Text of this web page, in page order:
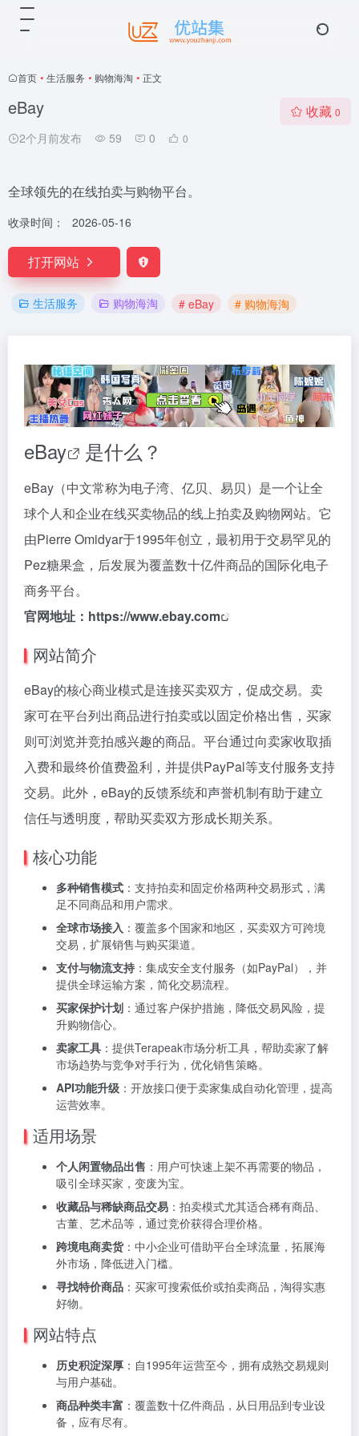
首页 • 生活服务 • 购物海淘 • 正文
eBay
2个月前发布 59 0 0
收藏 0
全球领先的在线拍卖与购物平台。
收录时间： 2026-05-16
打开网站
生活服务 购物海淘 # eBay # 购物海淘
eBay 是什么？
eBay（中文常称为电子湾、亿贝、易贝）是一个让全
球个人和企业在线买卖物品的线上拍卖及购物网站。它
由Pierre Omidyar于1995年创立，最初用于交易罕见的
Pez糖果盒，后发展为覆盖数十亿件商品的国际化电子
商务平台。
官网地址： https://www.ebay.com
网站简介
eBay的核心商业模式是连接买卖双方，促成交易。卖
家可在平台列出商品进行拍卖或以固定价格出售，买家
则可浏览并竞拍感兴趣的商品。平台通过向卖家收取插
入费和最终价值费盈利，并提供PayPal等支付服务支持
交易。此外，eBay的反馈系统和声誉机制有助于建立
信任与透明度，帮助买卖双方形成长期关系。
核心功能
多种销售模式 ：支持拍卖和固定价格两种交易形式，满
足不同商品和用户需求。
全球市场接入 ：覆盖多个国家和地区，买卖双方可跨境
交易，扩展销售与购买渠道。
支付与物流支持 ：集成安全支付服务（如PayPal），并
提供全球运输方案，简化交易流程。
买家保护计划 ：通过客户保护措施，降低交易风险，提
升购物信心。
卖家工具 ：提供Terapeak市场分析工具，帮助卖家了解
市场趋势与竞争对手行为，优化销售策略。
API功能升级 ：开放接口便于卖家集成自动化管理，提高
运营效率。
适用场景
个人闲置物品出售 ：用户可快速上架不再需要的物品，
吸引全球买家，变废为宝。
收藏品与稀缺商品交易 ：拍卖模式尤其适合稀有商品、
古董、艺术品等，通过竞价获得合理价格。
跨境电商卖货：中小企业可借助平台全球流量，拓展海
外市场，降低进入门槛。
寻找特价商品 ：买家可搜索低价或拍卖商品，淘得实惠
好物。
网站特点
历史积淀深厚 ：自1995年运营至今，拥有成熟交易规则
与用户基础。
商品种类丰富 ：覆盖数十亿件商品，从日用品到专业设
备，应有尽有。